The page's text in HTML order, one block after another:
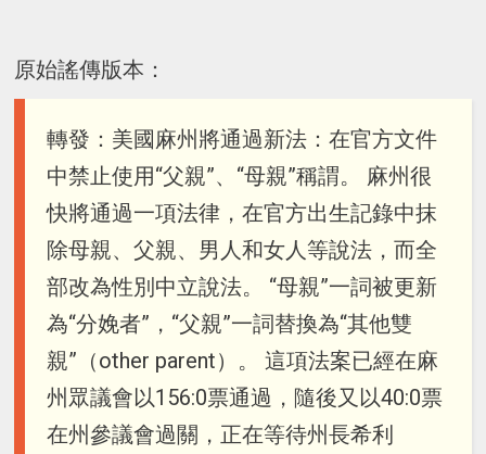
原始謠傳版本：
轉發：美國麻州將通過新法：在官方文件
中禁止使用“父親”、“母親”稱謂。 麻州很
快將通過一項法律，在官方出生記錄中抹
除母親、父親、男人和女人等說法，而全
部改為性別中立說法。 “母親”一詞被更新
為“分娩者”，“父親”一詞替換為“其他雙
親”（other parent）。 這項法案已經在麻
州眾議會以156:0票通過，隨後又以40:0票
在州參議會過關，正在等待州長希利